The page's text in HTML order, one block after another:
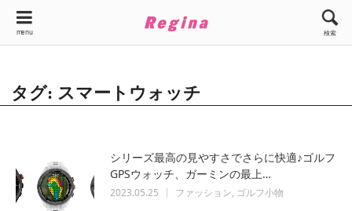
menu 検索
タグ: スマートウォッチ
シリーズ最高の見やすさでさらに快適♪ゴルフ
GPSウォッチ、ガーミンの最上…
2023.05.25 ファッション ゴルフ小物